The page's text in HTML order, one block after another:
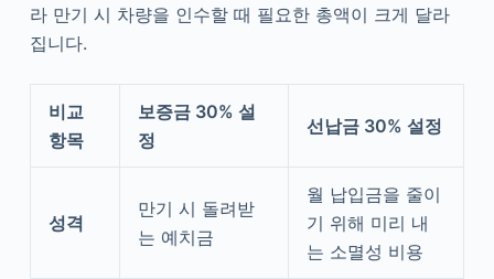
라 만기 시 차량을 인수할 때 필요한 총액이 크게 달라
집니다.
비교
항목
보증금 30% 설
정
선납금 30% 설정
성격
만기 시 돌려받
는 예치금
월 납입금을 줄이
기 위해 미리 내
는 소멸성 비용